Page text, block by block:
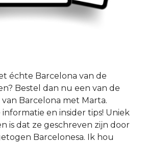
échte Barcelona van de
Bestel dan nu een van de
Barcelona met Marta.
en insider tips! Uniek
is dat ze geschreven zijn door
Barcelonesa. Ik hou